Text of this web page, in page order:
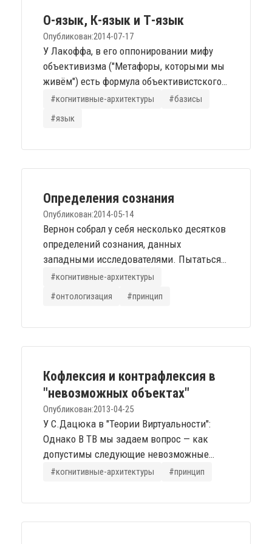
изысканиям в этом плане
дисциплинированно, т.е. в...
О-язык, К-язык и Т-язык
Опубликован:2014-07-17
У Лакоффа, в его оппонировании мифу
объективизма ("Метафоры, которыми мы
живём") есть формула объективистского
языка (О-языка): "Если мир состоит из
хорошо выделяемых объектов, мы можем
одноместными предикатами, каждый из
свойств. Если объекты связаны...
#когнитивные-архитектуры
#базисы
#язык
Определения сознания
Опубликован:2014-05-14
Вернон собрал у себя несколько десятков
определений сознания, данных
западными исследователями. Пытаться
дать "правильное" определение сознанию
- сомнительное занятие для тех, кто
вообще понимает, о чём речь, но, как
и направление движения в теме. По
содержания мне близки следующие:
Cognitive...
#когнитивные-архитектуры
#онтологизация
#принцип
Кофлексия и контрафлексия в
"невозможных объектах"
Опубликован:2013-04-25
У С.Дацюка в "Теории Виртуальности":
Однако В ТВ мы задаем вопрос — как
допустимы следующие невозможные
объекты? ![](image-c3dfeda5.png) Эти
объекты Эшера, допустимы лишь тогда,
#когнитивные-архитектуры #принцип